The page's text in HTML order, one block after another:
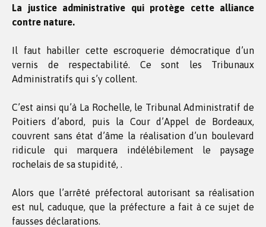
La justice administrative qui protège cette alliance
contre nature.
Il faut habiller cette escroquerie démocratique d’un
vernis de respectabilité. Ce sont les Tribunaux
Administratifs qui s’y collent.
C’est ainsi qu’à La Rochelle, le Tribunal Administratif de
Poitiers d’abord, puis la Cour d’Appel de Bordeaux,
couvrent sans état d’âme la réalisation d’un boulevard
ridicule qui marquera indélébilement le paysage
rochelais de sa stupidité, .
Alors que l’arrêté préfectoral autorisant sa réalisation
est nul, caduque, que la préfecture a fait à ce sujet de
fausses déclarations.